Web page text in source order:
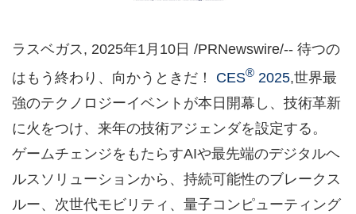
ラスベガス, 2025年1月10日 /PRNewswire/-- 待つの
はもう終わり、向かうときだ！ CES® 2025,世界最
強のテクノロジーイベントが本日開幕し、技術革新
に火をつけ、来年の技術アジェンダを設定する。
ゲームチェンジをもたらすAIや最先端のデジタルヘ
ルスソリューションから、持続可能性のブレークス
ルー、次世代モビリティ、量子コンピューティング